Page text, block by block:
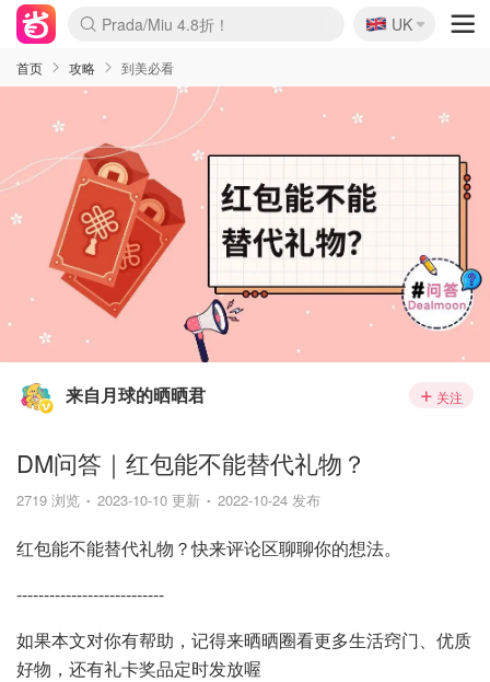
麦卢卡蜂蜜夏促！个位数！
Prada/Miu 4.8折！
啥？必胜客披萨5折！
🇬🇧
UK
首页 攻略 到美必看
来自月球的晒晒君 关注
DM问答｜红包能不能替代礼物？
2719 浏览 2023-10-10 更新 2022-10-24 发布
红包能不能替代礼物？快来评论区聊聊你的想法。
---------------------------
如果本文对你有帮助，记得来晒晒圈看更多生活窍门、优质
好物，还有礼卡奖品定时发放喔